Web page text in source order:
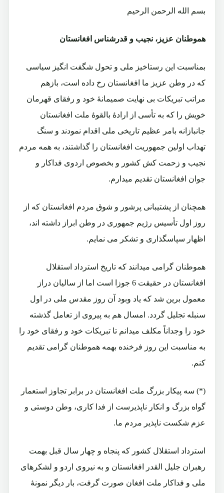
بسم الله الرحمن الرحیم
هموطنان عزیز، نجیب و قدرشناس افغانستان
بمناسبت این رستاخیز ملی و تحول شگفت انگیز سیاسی
که در وطن عزیز ما افغانستان رخ داده است، بازهم
مراتب تبریکات بی نهایت صمیمانۀ خود و رفقای قهرمان
خویش را که به تأسی از ارادۀ بالقوۀ ملت افغانستان
جانبازانه بامر عظیم تاریخی ملی اقدام نمودند و سنگ
تهداب اولین جمهوریت افغانستان را گذاشتند، به همه مردم
نجیب و زحمت کش کشور و بخصوص اردوی فداکار و
جوان افغانستان تقدیم میدارم.
همچنان از پشتیبانی پرشور و شوق مردم افغانستان که از
روز اول تأسیس رژیم جمهوری در وطن ابراز داشته اند،
اظهار سپاسگذاری و تشکر می نمایم.
هموطنان گرامی میدانند که تاریخ استرداد استقلال
افغانستان در حقیقت 6 جوزا است اما از سالیان دراز
معمول برین شد که یاد وبود آن روز مقدس ملی در اول
سنبله تجلیل گردد. امسال هم به پیروی از تعامل گذشته
خود را وجداناً مکلف میدانم تا تبریکات خود و رفقای خود را
به مناسبت این روز فرخنده بهمه هموطنان گرامی تقدیم
کنم.
(*) سه پیکار بزرگ ملت افغانستان در برابر تجاوز استعمار
گواه بزرگ و انکار ناپذیرست از فدا کاری، وطن دوستی و
عزم شکست ناپذیر مردم ما.
استرداد استقلال کشور که پنجاه و چهار سال قبل بهمت
رهبران جلیل القدر افغانستان و به نیروی اردو و لشکرهای
ملی و فداکار ملت افغان صورت گرفت، بار دیگر نمونۀ